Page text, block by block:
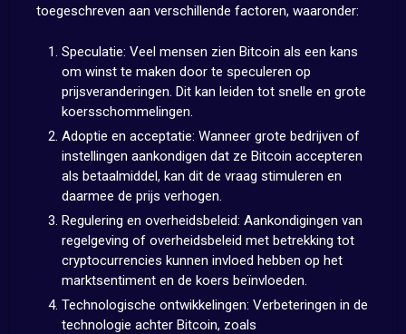
toegeschreven aan verschillende factoren, waaronder:
Speculatie: Veel mensen zien Bitcoin als een kans
om winst te maken door te speculeren op
prijsveranderingen. Dit kan leiden tot snelle en grote
koersschommelingen.
Adoptie en acceptatie: Wanneer grote bedrijven of
instellingen aankondigen dat ze Bitcoin accepteren
als betaalmiddel, kan dit de vraag stimuleren en
daarmee de prijs verhogen.
Regulering en overheidsbeleid: Aankondigingen van
regelgeving of overheidsbeleid met betrekking tot
cryptocurrencies kunnen invloed hebben op het
marktsentiment en de koers beïnvloeden.
Technologische ontwikkelingen: Verbeteringen in de
technologie achter Bitcoin, zoals